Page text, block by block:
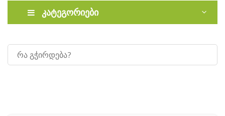
კატეგორიები